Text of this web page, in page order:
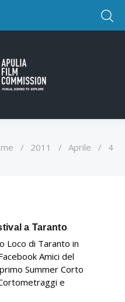
/ 2011 / Aprile / 4
a Taranto
Loco di Taranto in
Amici del
Summer Corto
e